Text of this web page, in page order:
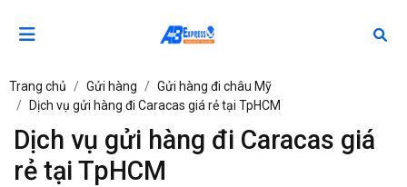
Trang chủ Gửi hàng
Gửi hàng đi châu Mỹ
Dịch vụ gửi hàng đi Caracas giá rẻ tại TpHCM
Dịch vụ gửi hàng đi Caracas giá
rẻ tại TpHCM